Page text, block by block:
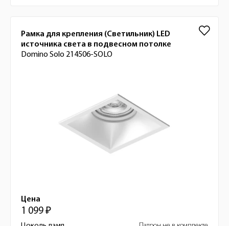
Рамка для крепления (Светильник) LED
источника света в подвесном потолке
Domino Solo 214506-SOLO
Цена
1 099 ₽